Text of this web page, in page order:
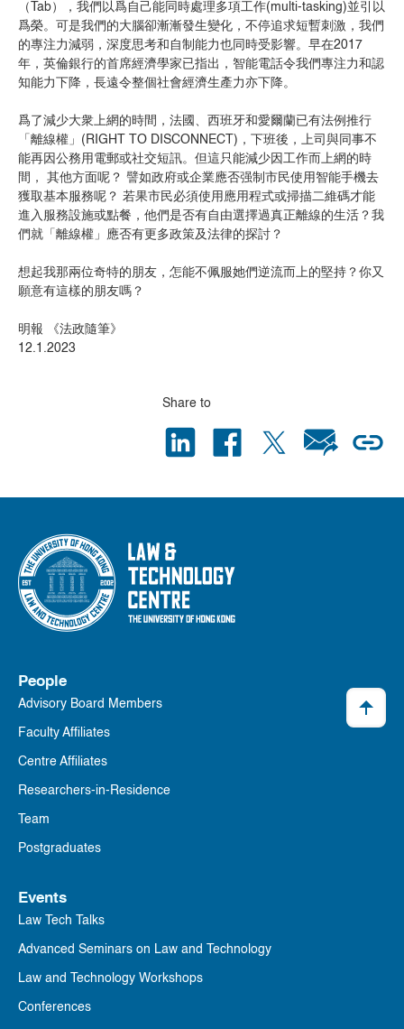
（Tab），我們以爲自己能同時處理多項工作(multi-tasking)並引以
爲榮。可是我們的大腦卻漸漸發生變化，不停追求短暫刺激，我們
的專注力減弱，深度思考和自制能力也同時受影響。早在2017
年，英倫銀行的首席經濟學家已指出，智能電話令我們專注力和認
知能力下降，長遠令整個社會經濟生產力亦下降。
爲了減少大衆上網的時間，法國、西班牙和愛爾蘭已有法例推行
「離線權」(RIGHT TO DISCONNECT)，下班後，上司與同事不
能再因公務用電郵或社交短訊。但這只能減少因工作而上網的時
間， 其他方面呢？ 譬如政府或企業應否强制市民使用智能手機去
獲取基本服務呢？ 若果市民必須使用應用程式或掃描二維碼才能
進入服務設施或點餐，他們是否有自由選擇過真正離線的生活？我
們就「離線權」應否有更多政策及法律的探討？
想起我那兩位奇特的朋友，怎能不佩服她們逆流而上的堅持？你又
願意有這樣的朋友嗎？
明報 《法政隨筆》
12.1.2023
Share to
People
Advisory Board Members
Faculty Affiliates
Centre Affiliates
Researchers-in-Residence
Team
Postgraduates
Events
Law Tech Talks
Advanced Seminars on Law and Technology
Law and Technology Workshops
Conferences